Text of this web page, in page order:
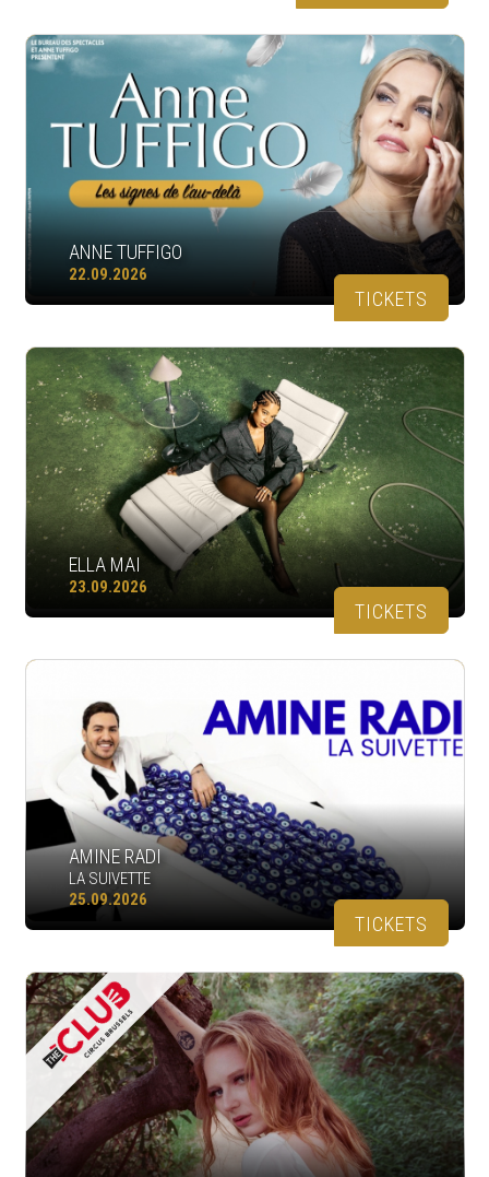
ANNE TUFFIGO
22.09.2026
TICKETS
ELLA MAI
23.09.2026
TICKETS
AMINE RADI
LA SUIVETTE
25.09.2026
TICKETS